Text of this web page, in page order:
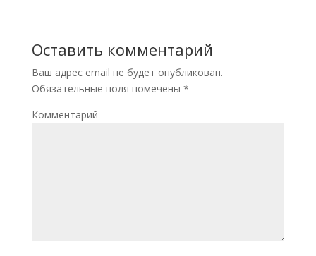
Оставить комментарий
Ваш адрес email не будет опубликован.
Обязательные поля помечены *
Комментарий